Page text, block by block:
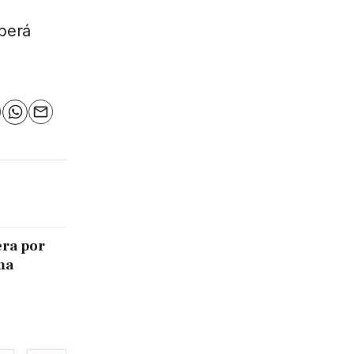
WhatsApp
Email
por